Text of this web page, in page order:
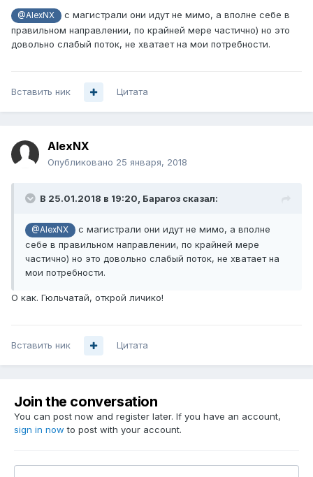
@AlexNX
с магистрали они идут не мимо, а вполне себе в
правильном направлении, по крайней мере частично) но это
довольно слабый поток, не хватает на мои потребности.
Вставить ник Цитата
AlexNX
Опубликовано 25 января, 2018
В 25.01.2018 в 19:20, Барагоз сказал:
@AlexNX
с магистрали они идут не мимо, а вполне
себе в правильном направлении, по крайней мере
частично) но это довольно слабый поток, не хватает на
мои потребности.
О как. Гюльчатай, открой личико!
Вставить ник Цитата
Join the conversation
You can post now and register later. If you have an account,
sign in now to post with your account.